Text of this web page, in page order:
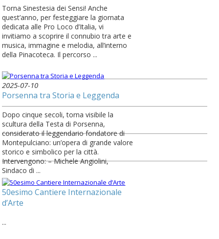
Torna Sinestesia dei Sensi! Anche
quest’anno, per festeggiare la giornata
dedicata alle Pro Loco d’Italia, vi
invitiamo a scoprire il connubio tra arte e
musica, immagine e melodia, all’interno
della Pinacoteca. Il percorso ...
2025-07-10
Porsenna tra Storia e Leggenda
Dopo cinque secoli, torna visibile la
scultura della Testa di Porsenna,
considerato il leggendario fondatore di
Montepulciano: un’opera di grande valore
storico e simbolico per la città.
Intervengono: – Michele Angiolini,
Sindaco di ...
50esimo Cantiere Internazionale
d’Arte
...